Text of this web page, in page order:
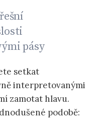
pásy
setkat
interpretovanými
zamotat hlavu.
podobě: